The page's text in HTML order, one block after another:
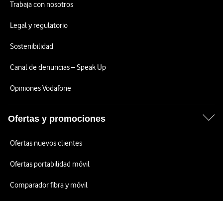
Trabaja con nosotros
Legal y regulatorio
Sostenibilidad
Canal de denuncias – Speak Up
Opiniones Vodafone
Ofertas y promociones
Ofertas nuevos clientes
Ofertas portabilidad móvil
Comparador fibra y móvil